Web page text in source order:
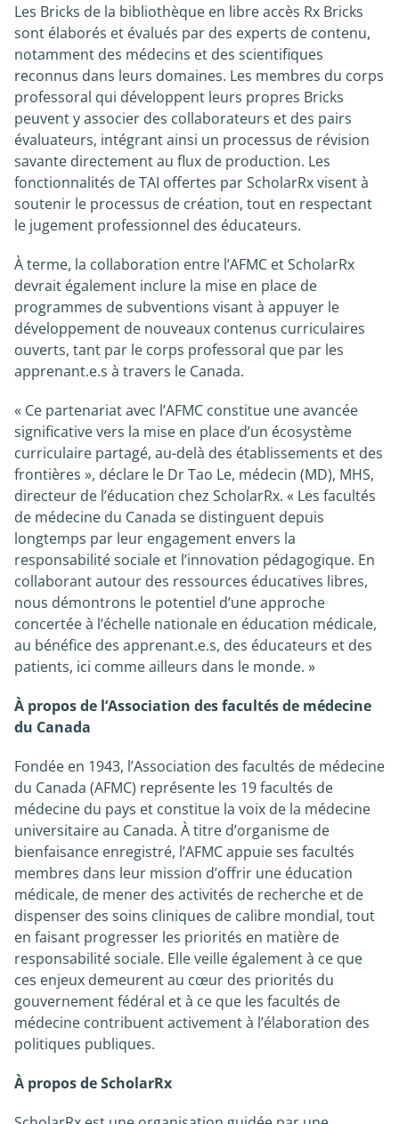
Les Bricks de la bibliothèque en libre accès Rx Bricks
sont élaborés et évalués par des experts de contenu,
notamment des médecins et des scientifiques
reconnus dans leurs domaines. Les membres du corps
professoral qui développent leurs propres Bricks
peuvent y associer des collaborateurs et des pairs
évaluateurs, intégrant ainsi un processus de révision
savante directement au flux de production. Les
fonctionnalités de TAI offertes par ScholarRx visent à
soutenir le processus de création, tout en respectant
le jugement professionnel des éducateurs.
À terme, la collaboration entre l’AFMC et ScholarRx
devrait également inclure la mise en place de
programmes de subventions visant à appuyer le
développement de nouveaux contenus curriculaires
ouverts, tant par le corps professoral que par les
apprenant.e.s à travers le Canada.
« Ce partenariat avec l’AFMC constitue une avancée
significative vers la mise en place d’un écosystème
curriculaire partagé, au-delà des établissements et des
frontières », déclare le Dr Tao Le, médecin (MD), MHS,
directeur de l’éducation chez ScholarRx. « Les facultés
de médecine du Canada se distinguent depuis
longtemps par leur engagement envers la
responsabilité sociale et l’innovation pédagogique. En
collaborant autour des ressources éducatives libres,
nous démontrons le potentiel d’une approche
concertée à l’échelle nationale en éducation médicale,
au bénéfice des apprenant.e.s, des éducateurs et des
patients, ici comme ailleurs dans le monde. »
À propos de l’Association des facultés de médecine
du Canada
Fondée en 1943, l’Association des facultés de médecine
du Canada (AFMC) représente les 19 facultés de
médecine du pays et constitue la voix de la médecine
universitaire au Canada. À titre d’organisme de
bienfaisance enregistré, l’AFMC appuie ses facultés
membres dans leur mission d’offrir une éducation
médicale, de mener des activités de recherche et de
dispenser des soins cliniques de calibre mondial, tout
en faisant progresser les priorités en matière de
responsabilité sociale. Elle veille également à ce que
ces enjeux demeurent au cœur des priorités du
gouvernement fédéral et à ce que les facultés de
médecine contribuent activement à l’élaboration des
politiques publiques.
À propos de ScholarRx